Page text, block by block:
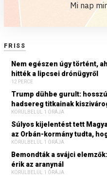
Mi nap
FRISS
Nem egészen úgy történt,
hitték a lipcsei drónügyről
12 PERCE
Trump dühbe gurult:
hadsereg titkainak
KÖRÜLBELÜL 1 ÓRÁJA
Súlyos kijelentést tett
az Orbán-kormány tudta,
KÖRÜLBELÜL 1 ÓRÁJA
Bemondták a svájci
érik az aranynál
KÖRÜLBELÜL 1 ÓRÁJA